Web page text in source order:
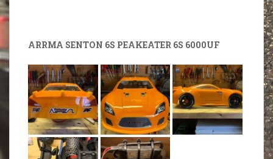
ARRMA SENTON 6S PEAKEATER 6S 6000UF